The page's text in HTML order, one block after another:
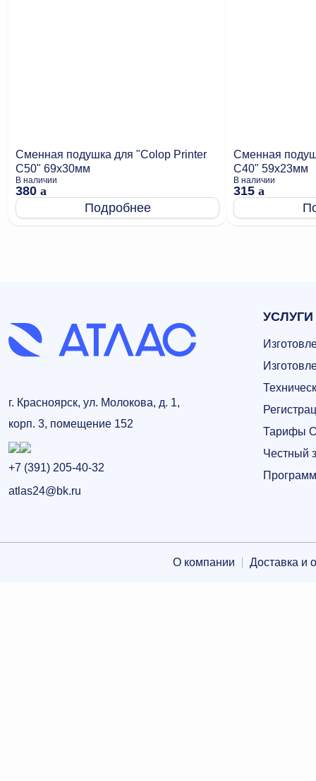
Сменная подушка для "Colop Printer
C50" 69х30мм
В наличии
380 a
Подробнее
Сменная
C40" 59х23мм
В наличии
315 a
г. Красноярск, ул. Молокова, д. 1,
корп. 3, помещение 152
+7 (391) 205-40-32
atlas24@bk.ru
УСЛУГИ
Тарифы
Честный
О компании Доставка и